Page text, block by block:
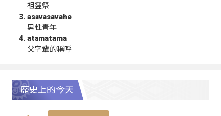
祖靈祭
asavasavahe
男性青年
atamatama
父字輩的稱呼
歷史上的今天